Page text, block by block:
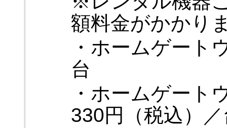
額料金がかかり
・ホームゲー
台
・ホームゲート
330円（税込）